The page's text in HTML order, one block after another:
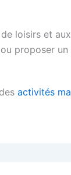
loisirs et
proposer
activités